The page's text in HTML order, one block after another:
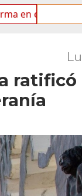
ratificó